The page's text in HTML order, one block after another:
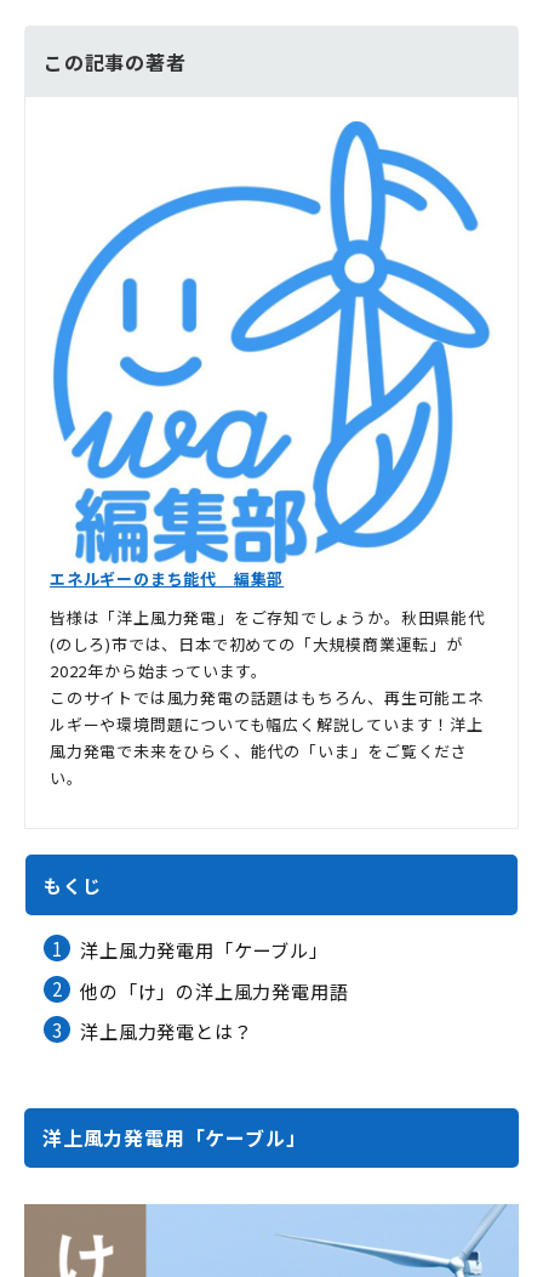
この記事の著者
エネルギーのまち能代 編集部
皆様は「洋上風力発電」をご存知でしょうか。秋田県能代
(のしろ)市では、日本で初めての「大規模商業運転」が
2022年から始まっています。
このサイトでは風力発電の話題はもちろん、再生可能エネ
ルギーや環境問題についても幅広く解説しています！洋上
風力発電で未来をひらく、能代の「いま」をご覧くださ
い。
もくじ
1
洋上風力発電用「ケーブル」
2
他の「け」の洋上風力発電用語
3
洋上風力発電とは？
洋上風力発電用「ケーブル」